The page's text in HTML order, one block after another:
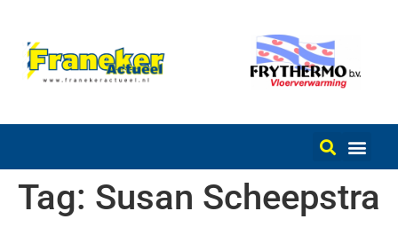
Tag: Susan Scheepstra